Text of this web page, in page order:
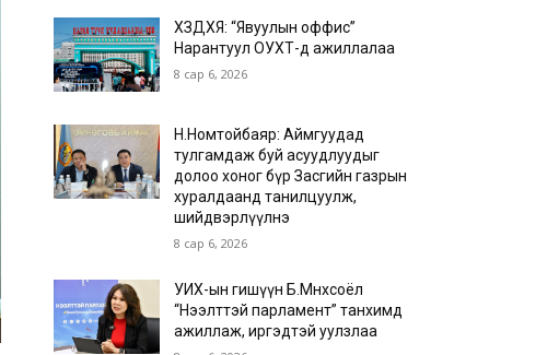
ХЗДХЯ: “Явуулын оффис”
Нарантуул ОУХТ-д ажиллалаа
8 сар 6, 2026
Н.Номтойбаяр: Аймгуудад
тулгамдаж буй асуудлуудыг
долоо хоног бүр Засгийн газрын
хуралдаанд танилцуулж,
шийдвэрлүүлнэ
8 сар 6, 2026
УИХ-ын гишүүн Б.Мөнхсоёл
“Нээлттэй парламент” танхимд
ажиллаж, иргэдтэй уулзлаа